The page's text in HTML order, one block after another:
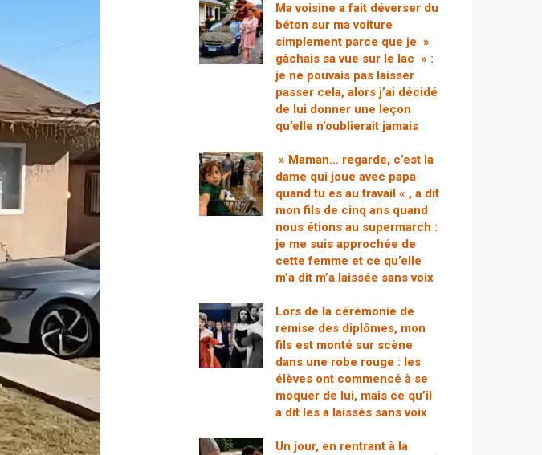
Ma voisine a fait déverser du
béton sur ma voiture
simplement parce que je »
gâchais sa vue sur le lac » :
je ne pouvais pas laisser
passer cela, alors j’ai décidé
de lui donner une leçon
qu’elle n’oublierait jamais
» Maman… regarde, c’est la
dame qui joue avec papa
quand tu es au travail « , a dit
mon fils de cinq ans quand
nous étions au supermarch :
je me suis approchée de
cette femme et ce qu’elle
m’a dit m’a laissée sans voix
Lors de la cérémonie de
remise des diplômes, mon
fils est monté sur scène
dans une robe rouge : les
élèves ont commencé à se
moquer de lui, mais ce qu’il
a dit les a laissés sans voix
Un jour, en rentrant à la